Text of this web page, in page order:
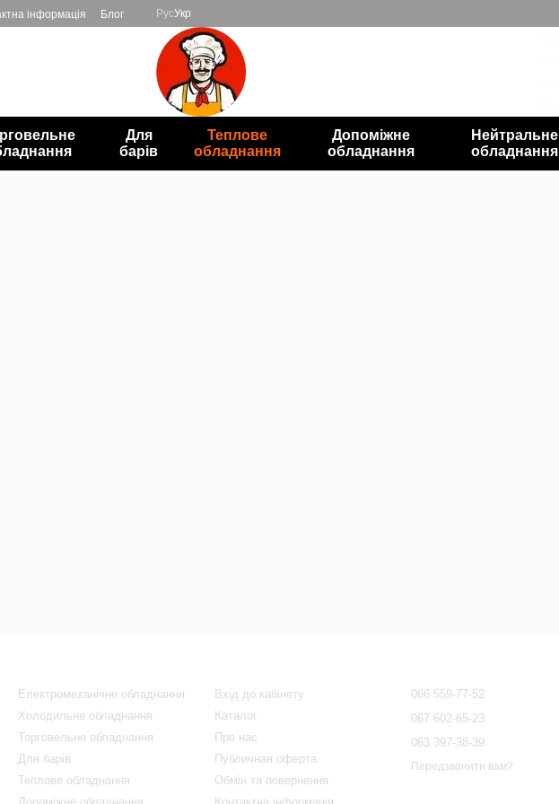
інформація Блог РусУкр
Для
барів
Теплове
обладнання
Допоміжне
обладнання
Нейтральне
обладнання
Електромеханічне обладнання
Холодильне обладнання
Торговельне обладнання
Для барів
Теплове обладнання
Вхід до кабінету
Каталог
Про нас
Публичная оферта
Обмін та повернення
066 559-77-52
067 602-65-23
063 397-38-39
Передзвонити вам?